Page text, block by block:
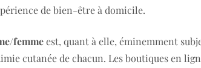
de bien-être à domicile.
femmeest, quant à elle, éminemment
cutanée de chacun. Les boutiques en